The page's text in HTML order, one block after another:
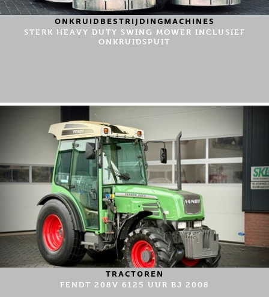
ONKRUIDBESTRIJDINGMACHINES
STERK HEAVY DUTY SWING MOWER INCLUSIEF
ONKRUIDSPUIT
TRACTOREN
FENDT 208V 6125 UUR BJ 2008